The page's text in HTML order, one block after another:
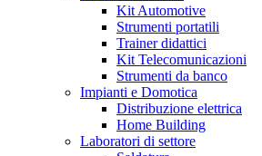
Kit Automotive
Strumenti portatili
Trainer didattici
Kit Telecomunicazioni
Strumenti da banco
Impianti e Domotica
Distribuzione elettrica
Home Building
Laboratori di settore